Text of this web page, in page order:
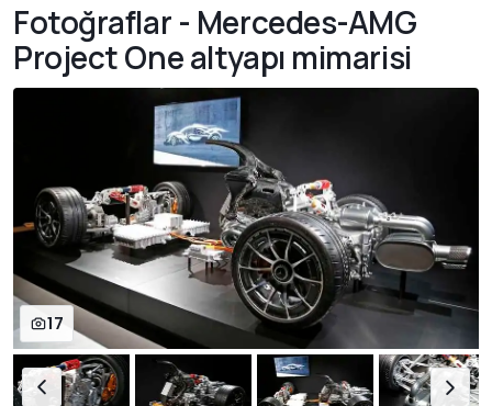
Fotoğraflar - Mercedes-AMG
Project One altyapı mimarisi
17